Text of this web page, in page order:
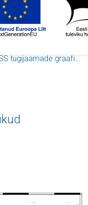
tugijaamade graafikud